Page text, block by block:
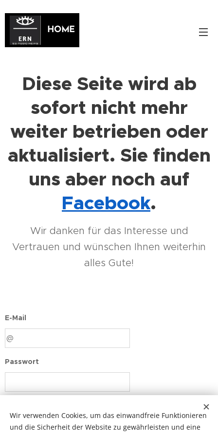
HOME
Diese Seite wird ab
sofort nicht mehr
weiter betrieben oder
aktualisiert. Sie finden
uns aber noch auf
Facebook.
Wir danken für das Interesse und
Vertrauen und wünschen Ihnen weiterhin
alles Gute!
E-Mail
Passwort
Wir verwenden Cookies, um das einwandfreie Funktionieren
und die Sicherheit der Website zu gewährleisten und eine